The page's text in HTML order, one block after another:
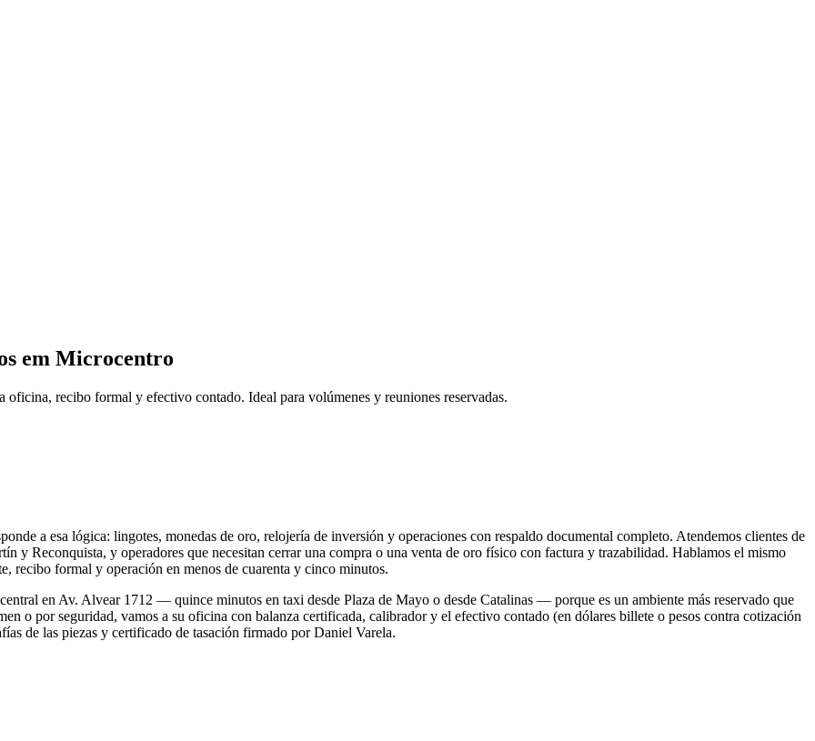
em Microcentro
recibo formal y efectivo contado. Ideal para volúmenes y reuniones reservadas.
a esa lógica: lingotes, monedas de oro, relojería de inversión y operaciones con respaldo documental completo. Atendemos clientes de
y Reconquista, y operadores que necesitan cerrar una compra o una venta de oro físico con factura y trazabilidad. Hablamos el mismo
recibo formal y operación en menos de cuarenta y cinco minutos.
en Av. Alvear 1712 — quince minutos en taxi desde Plaza de Mayo o desde Catalinas — porque es un ambiente más reservado que
o por seguridad, vamos a su oficina con balanza certificada, calibrador y el efectivo contado (en dólares billete o pesos contra cotización
de las piezas y certificado de tasación firmado por Daniel Varela.